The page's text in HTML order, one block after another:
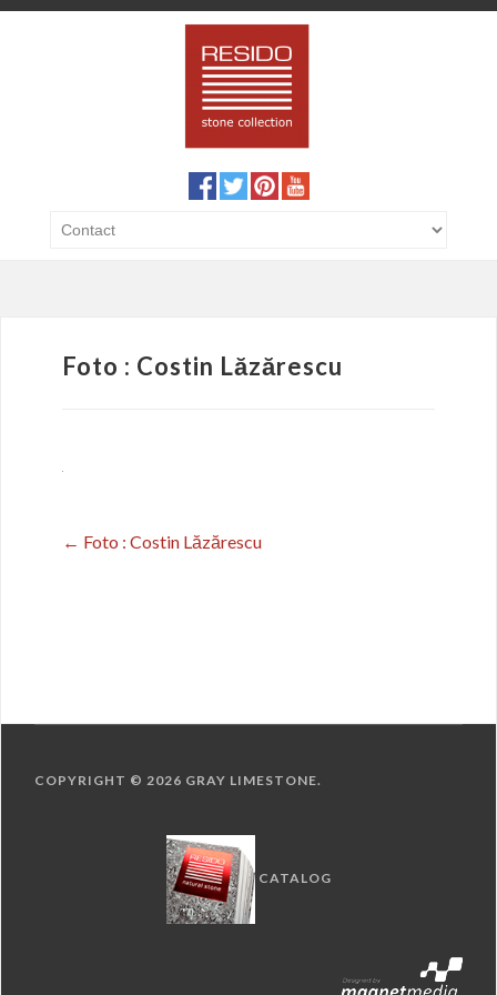
Foto : Costin Lăzărescu
Post
← Foto : Costin Lăzărescu
COPYRIGHT © 2026 GRAY LIMESTONE.
CATALOG